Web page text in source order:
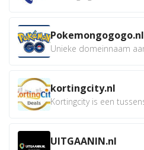
Pokemongogogo.nl
kortingcity.nl
UITGAANIN.nl